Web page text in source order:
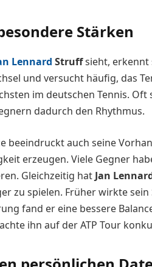
Stärken
Lennard Struffsieht, erkennt
und versucht häufig, das
im deutschen Tennis.
dadurch den Rhythmus.
beeindruckt auch seine
erzeugen. Viele Gegner
Gleichzeitig hat Jan
zu spielen. Früher wirkte
fand er eine bessere
ihn auf der ATP Tour